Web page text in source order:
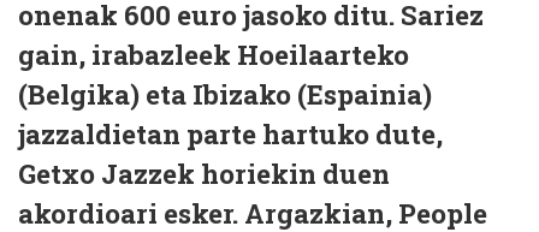
onenak 600 euro jasoko ditu. Sariez
gain, irabazleek Hoeilaarteko
(Belgika) eta Ibizako (Espainia)
jazzaldietan parte hartuko dute,
Getxo Jazzek horiekin duen
akordioari esker. Argazkian, People